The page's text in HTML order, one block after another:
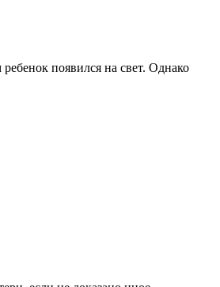
появился на свет. Однако